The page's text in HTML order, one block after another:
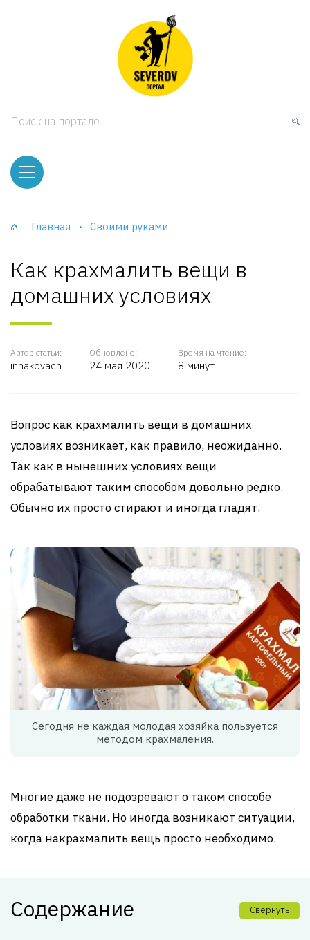
Поиск на портале
Главная Своими руками
Как крахмалить вещи в
домашних условиях
Автор статьи:
innakovach
Обновлено:
24 мая 2020
Время на чтение:
8 минут
Вопрос как крахмалить вещи в домашних
условиях возникает, как правило, неожиданно.
Так как в нынешних условиях вещи
обрабатывают таким способом довольно редко.
Обычно их просто стирают и иногда гладят.
Сегодня не каждая молодая хозяйка пользуется
методом крахмаления.
Многие даже не подозревают о таком способе
обработки ткани. Но иногда возникают ситуации,
когда накрахмалить вещь просто необходимо.
Содержание Свернуть
и тумбы